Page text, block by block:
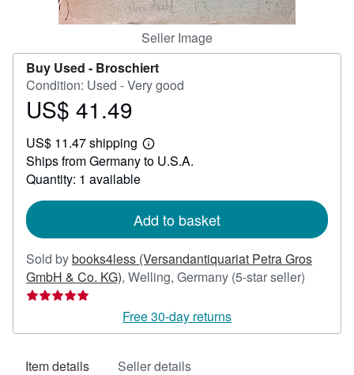
Seller Image
Buy Used - Broschiert
Condition: Used - Very good
Price
41.49
US$ 41.49
US$ 11.47 shipping
Learn
more
Ships from Germany to U.S.A.
Quantity: 1 available
Add to basket
Sold bybooks4less (Versandantiquariat Petra Gros
GmbH & Co. KG), Welling, Germany (5-star seller)
out
Free 30-day returns
Item details Seller details